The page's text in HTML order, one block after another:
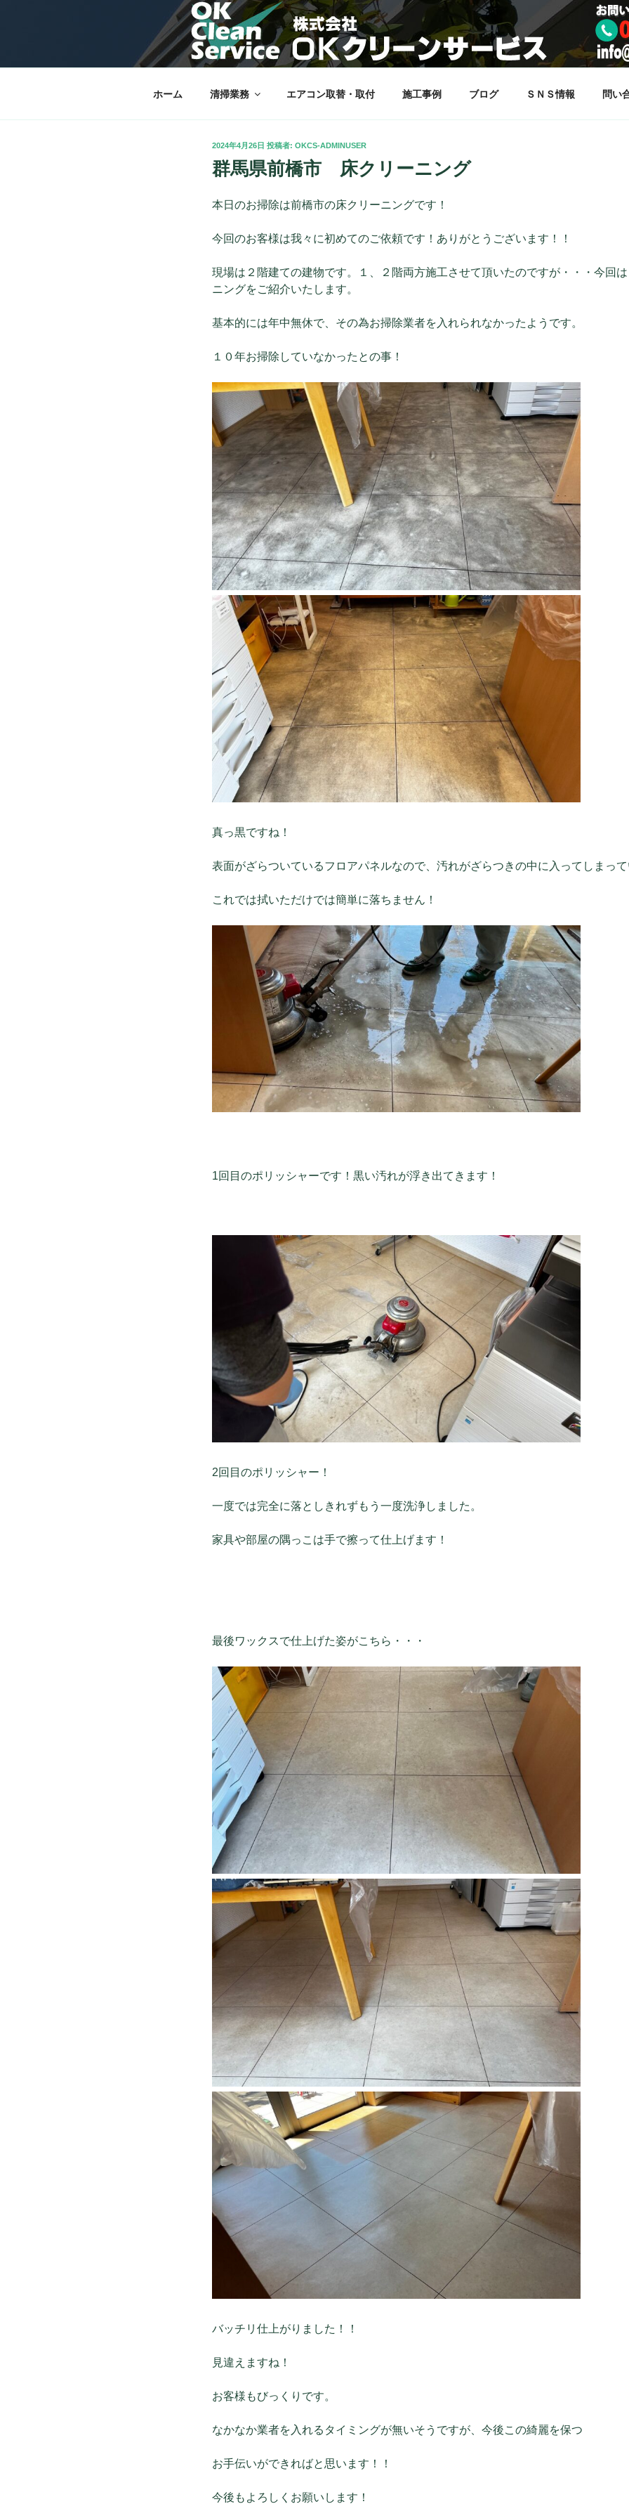
OKクリーンサービス
栃木市を中心に理想の快適な暮らしをサポート致します。
ホーム 清掃業務 エアコン取替・取付 施工事例 ブログ ＳＮＳ情報 問い
投
稿
日:
2024年4月26日 投稿者: OKCS-ADMINUSER
群馬県前橋市 床クリーニング
本日のお掃除は前橋市の床クリーニングです！
今回のお客様は我々に初めてのご依頼です！ありがとうございます！！
現場は２階建ての建物です。１、２階両方施工させて頂いたのですが・・・今回
ニングをご紹介いたします。
基本的には年中無休で、その為お掃除業者を入れられなかったようです。
１０年お掃除していなかったとの事！
真っ黒ですね！
表面がざらついているフロアパネルなので、汚れがざらつきの中に入ってしまっ
これでは拭いただけでは簡単に落ちません！
1回目のポリッシャーです！黒い汚れが浮き出てきます！
2回目のポリッシャー！
一度では完全に落としきれずもう一度洗浄しました。
家具や部屋の隅っこは手で擦って仕上げます！
最後ワックスで仕上げた姿がこちら・・・
バッチリ仕上がりました！！
見違えますね！
お客様もびっくりです。
なかなか業者を入れるタイミングが無いそうですが、今後この綺麗を保つ
お手伝いができればと思います！！
今後もよろしくお願いします！